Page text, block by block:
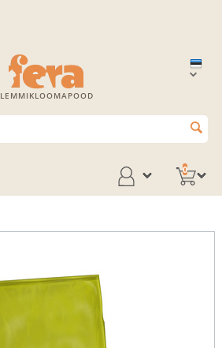
LEMMIKLOOMAPOOD
0